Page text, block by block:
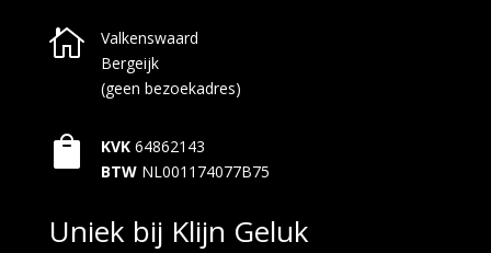

Valkenswaard
Bergeijk
(geen bezoekadres)
 KVK 64862143
BTW NL001174077B75
Uniek bij Klijn Geluk